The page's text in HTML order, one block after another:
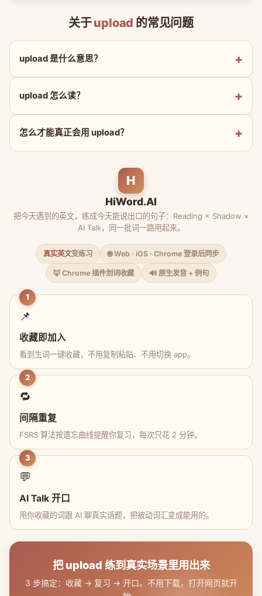
关于upload 的常见问题
upload 是什么意思？
upload 怎么读？
怎么才能真正会用 upload？
H
HiWord.AI
把今天遇到的英文，练成今天能说出口的句子：Reading × Shadow ×
AI Talk，同一批词一路用起来。
真实英文变练习 🌐 Web · iOS · Chrome 登录后同步
🦊 Chrome 插件划词收藏 🔊 原生发音 + 例句
1
📌
收藏即加入
看到生词一键收藏，不用复制粘贴、不用切换 app。
2
🔁
间隔重复
FSRS 算法按遗忘曲线提醒你复习，每次只花 2 分钟。
3
💬
AI Talk 开口
用你收藏的词跟 AI 聊真实话题，把被动词汇变成能用的。
把 upload 练到真实场景里用出来
3 步搞定：收藏 → 复习 → 开口。不用下载，打开网页就开